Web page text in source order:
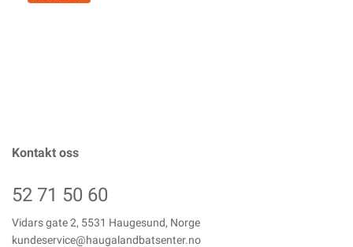
Kontakt oss
52 71 50 60
Vidars gate 2, 5531 Haugesund, Norge
kundeservice@haugalandbatsenter.no